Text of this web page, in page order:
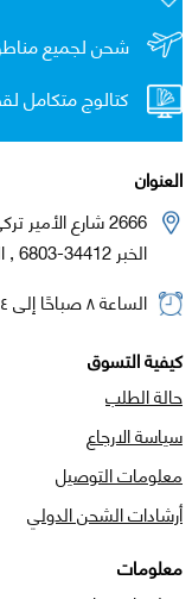
شحن لجميع
كتالوج متكامل
العنوان
2666 شارع الأمير تركي – الكورنيش , وحدة رقم 102
الخبر 34412-6803 , المملكة العربية السعودية
الساعة ٨ صباحًا إلى ٤ مساء من الأحد إلى الخميس
كيفية التسوق
حالة الطلب
سياسة الارجاع
معلومات التوصيل
أرشادات الشحن الدولي
معلومات